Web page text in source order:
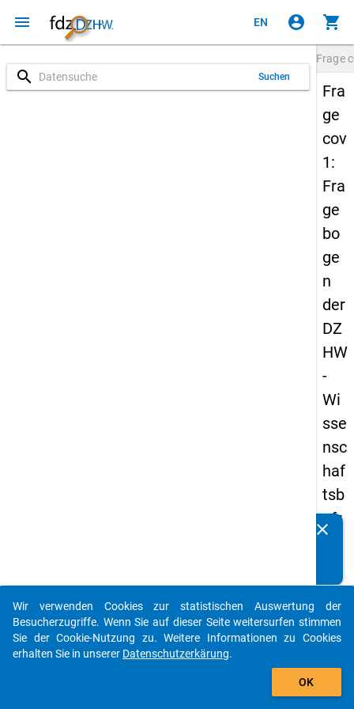
menu EN account_circle shopping_cart
search Suchen
Frage
Fra
ge
cov
1:
Fra
ge
bo
ge
n
der
DZ
HW
-
Wi
sse
nsc
haf
tsb
efr
g
20
23
Details
clear
auto_stories
add_shopping_cart
Wir verwenden Cookies zur statistischen Auswertung der
Besucherzugriffe. Wenn Sie auf dieser Seite weitersurfen stimmen
Sie der Cookie-Nutzung zu. Weitere Informationen zu Cookies
erhalten Sie in unserer Datenschutzerkärung.
OK